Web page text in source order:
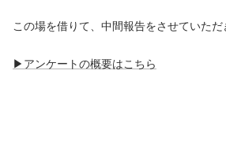
この場を借りて、中間報告をさせていただ
▶︎アンケートの概要はこちら